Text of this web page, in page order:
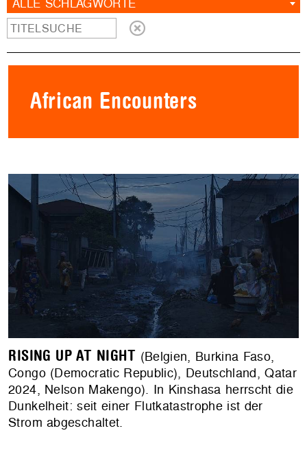
ALLE SCHLAGWORTE
African Encounters
RISING UP AT NIGHT (Belgien, Burkina Faso,
Congo (Democratic Republic), Deutschland, Qatar
2024, Nelson Makengo). In Kinshasa herrscht die
Dunkelheit: seit einer Flutkatastrophe ist der
Strom abgeschaltet.